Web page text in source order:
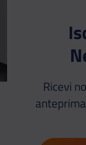
Ricevi